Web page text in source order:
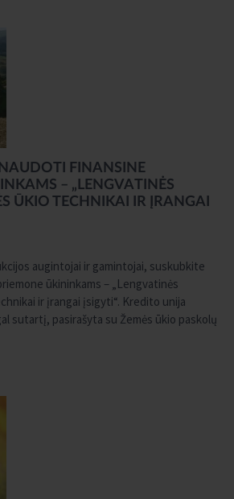
FINANSINE
– „LENGVATINĖS
ŪKIO TECHNIKAI IR ĮRANGAI
augintojai ir gamintojai, suskubkite
ūkininkams – „Lengvatinės
ir įrangai įsigyti“. Kredito unija
sutartį, pasirašyta su Žemės ūkio paskolų